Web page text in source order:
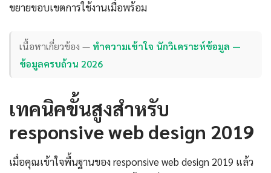
ขยายขอบเขตการใช้งานเมื่อพร้อม
เนื้อหาเกี่ยวข้อง — ทำความเข้าใจ นักวิเคราะห์ข้อมูล —
ข้อมูลครบถ้วน 2026
เทคนิคขั้นสูงสำหรับ
responsive web design 2019
เมื่อคุณเข้าใจพื้นฐานของ responsive web design 2019 แล้ว